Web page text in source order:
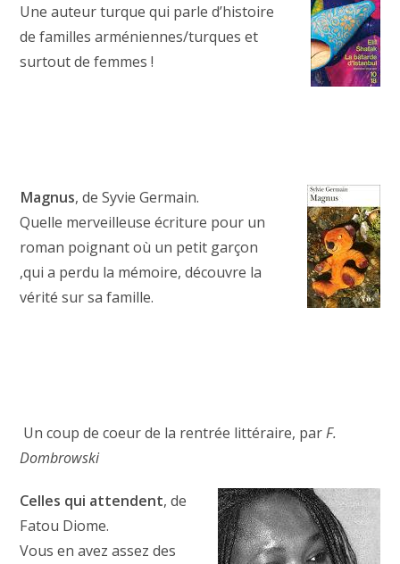
Une auteur turque qui parle d’histoire
de familles arméniennes/turques et
surtout de femmes !
Magnus, de Syvie Germain.
Quelle merveilleuse écriture pour un
roman poignant où un petit garçon
,qui a perdu la mémoire, découvre la
vérité sur sa famille.
Un coup de coeur de la rentrée littéraire, parF.
Dombrowski
Celles qui attendent, de
Fatou Diome.
Vous en avez assez des